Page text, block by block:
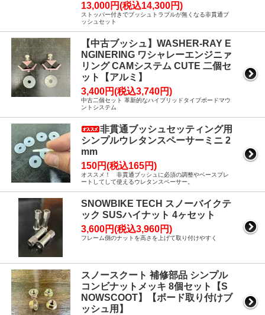
13,000円(税込14,300円)
ストッパー付きでブッシュトラブルが無くなる非貫通ブ
ッシュセット
【中古ブッシュ】WASHER-RAY E
NGINERING ワシャレーエンジニァ
リング CAMシステム CUTE 二個セ
ット【アルミ】
3,400円(税込3,740円)
中古二個セット 革新的なハイブリッドタイプボードマウ
ントシステム
非貫通ブッシュセッティング用
シンプルウレタンスペーサーミニ 2
mm
150円(税込165円)
オススメ！ 非貫通ブッシュに必須の調整やベースプレ
ートしてして使えるウレタンスペーサー。
SNOWBIKE TECH スノーバイクテ
ック SUSハイナット 4ヶセット
3,600円(税込3,960円)
フレーム側のナットを高さを上げて取り付けやすく
スノースクート 補修部品 シンプル
コンビナットメッキ 8個セット【S
NOWSCOOT】【ボード取り付けブ
ッシュ用】